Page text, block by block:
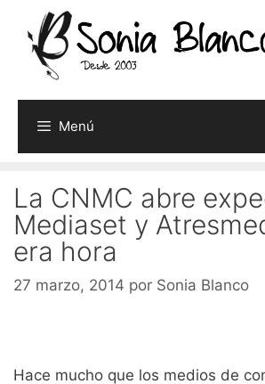
contenido
Menú
La CNMC abre
Mediaset y
era hora
27 marzo, 2014 por Sonia Blanco
Hace mucho que los medios de